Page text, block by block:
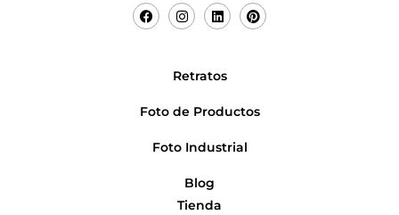
Retratos
Foto de Productos
Foto Industrial
Blog
Tienda